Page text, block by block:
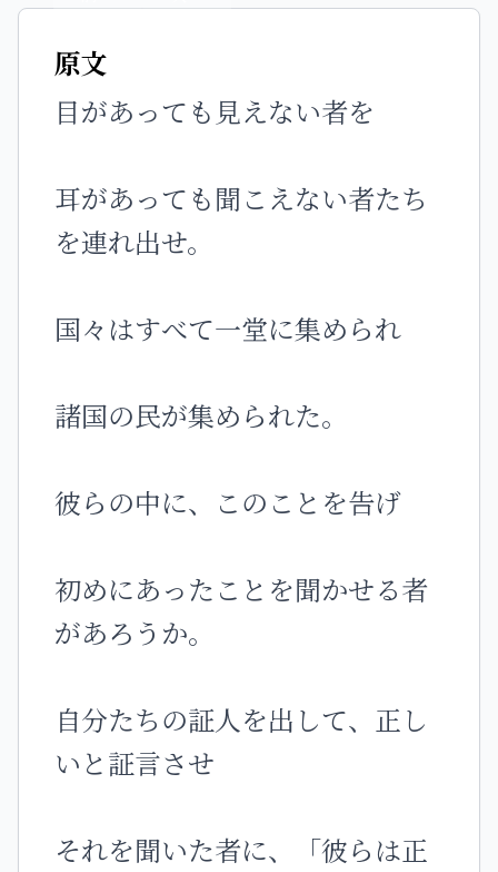
原文
目があっても見えない者を
耳があっても聞こえない者たち
を連れ出せ。
国々はすべて一堂に集められ
諸国の民が集められた。
彼らの中に、このことを告げ
初めにあったことを聞かせる者
があろうか。
自分たちの証人を出して、正し
いと証言させ
それを聞いた者に、「彼らは正